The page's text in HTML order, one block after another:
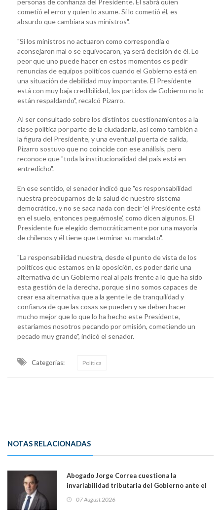
cometió el error y quien lo asume. Si lo cometió él, es
absurdo que cambiara sus ministros".
"Si los ministros no actuaron como correspondía o
aconsejaron mal o se equivocaron, ya será decisión de él. Lo
peor que uno puede hacer en estos momentos es pedir
renuncias de equipos políticos cuando el Gobierno está en
una situación de debilidad muy importante. El Presidente
está con muy baja credibilidad, los partidos de Gobierno no lo
están respaldando", recalcó Pizarro.
Al ser consultado sobre los distintos cuestionamientos a la
clase política por parte de la ciudadanía, así como también a
la figura del Presidente, y una eventual puerta de salida,
Pizarro sostuvo que no coincide con ese análisis, pero
reconoce que "toda la institucionalidad del país está en
entredicho".
En ese sentido, el senador indicó que "es responsabilidad
nuestra preocuparnos de la salud de nuestro sistema
democrático, y no se saca nada con decir 'el Presidente está
en el suelo, entonces peguémosle', como dicen algunos. El
Presidente fue elegido democráticamente por una mayoría
de chilenos y él tiene que terminar su mandato".
"La responsabilidad nuestra, desde el punto de vista de los
políticos que estamos en la oposición, es poder darle una
alternativa de un Gobierno real al país frente a lo que ha sido
esta gestión de la derecha, porque si no somos capaces de
crear esa alternativa que a la gente le de tranquilidad y
confianza de que las cosas se pueden y se deben hacer
mucho mejor que lo que lo ha hecho este Presidente,
estaríamos nosotros pecando por omisión, cometiendo un
pecado muy grande", indicó el senador.
Categorias: Política
NOTAS RELACIONADAS
Abogado Jorge Correa cuestiona la
invariabilidad tributaria del Gobierno ante el
democracia” y "defendemos la alternancia en el
07 August 2026